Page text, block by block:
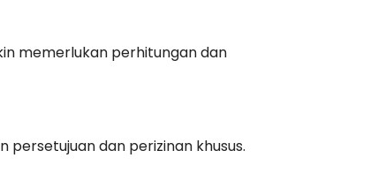
memerlukan perhitungan dan
persetujuan dan perizinan khusus.